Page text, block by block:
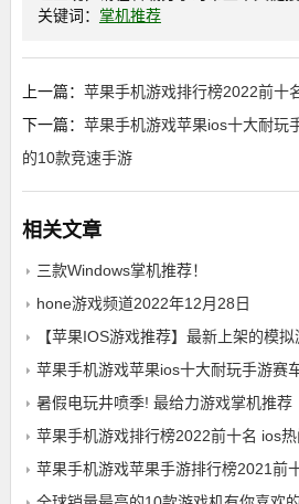
关键词： 掌机推荐
上一篇： 苹果手机游戏排行榜2022前十
下一篇： 苹果手机游戏苹果ios十大耐玩
的10款竞速手游
相关文章
三款Windows掌机推荐！
hone游戏频道2022年12月28日
【苹果IOS游戏推荐】最新上架的模拟游戏超级高清的画面大量的模式可以进行冒险玩
苹果手机游戏苹果ios十大耐玩手游赛车 安卓
暑假电玩井喷季! 最给力游戏掌机推荐
苹果手机游戏排行榜2022前十名 ios热
苹果手机游戏苹果手游排行榜2021前十名